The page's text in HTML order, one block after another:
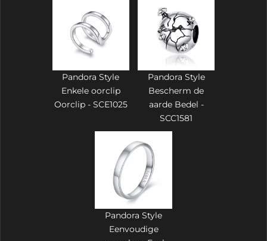
Pandora Style
Enkele oorclip
Oorclip - SCE1025
Pandora Style
Bescherm de
aarde Bedel -
SCC1581
Pandora Style
Eenvoudige